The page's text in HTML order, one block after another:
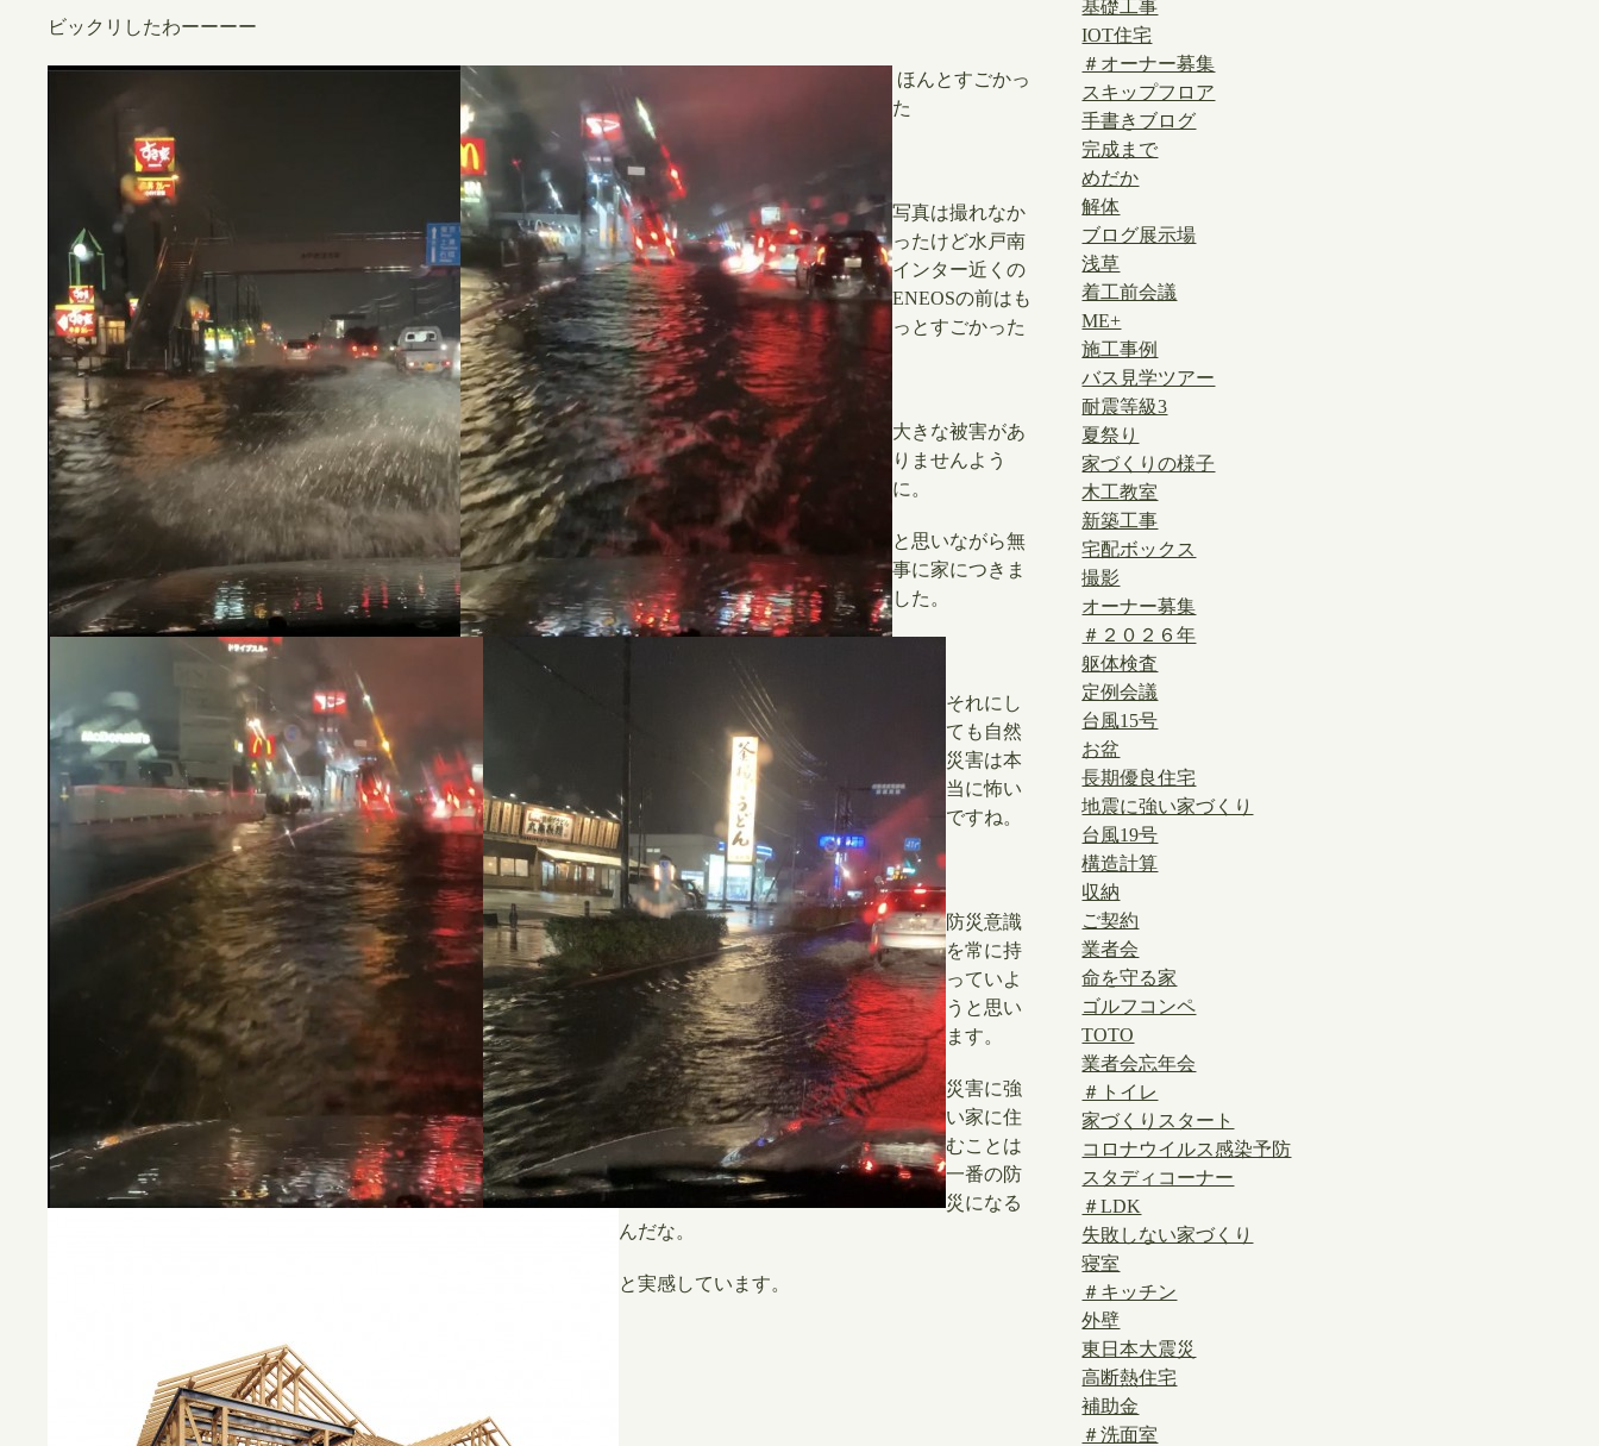
ビックリしたわーーーー
ほんとすごかっ
た
写真は撮れなか
ったけど水戸南
インター近くの
ENEOSの前はも
っとすごかった
大きな被害があ
りませんよう
に。
と思いながら無
事に家につきま
した。
それにし
ても自然
災害は本
当に怖い
ですね。
防災意識
を常に持
っていよ
うと思い
ます。
​災害に強
い家に住
むことは
一番の防
災になる
んだな。
と実感しています。
基礎工事
IOT住宅
＃オーナー募集
スキップフロア
手書きブログ
完成まで
めだか
解体
ブログ展示場
浅草
着工前会議
ME+
施工事例
バス見学ツアー
耐震等級3
夏祭り
家づくりの様子
木工教室
新築工事
宅配ボックス
撮影
オーナー募集
＃２０２６年
躯体検査
定例会議
台風15号
お盆
長期優良住宅
地震に強い家づくり
台風19号
構造計算
収納
ご契約
業者会
命を守る家
ゴルフコンペ
TOTO
業者会忘年会
＃トイレ
家づくりスタート
コロナウイルス感染予防
スタディコーナー
＃LDK
失敗しない家づくり
寝室
＃キッチン
外壁
東日本大震災
高断熱住宅
補助金
＃洗面室